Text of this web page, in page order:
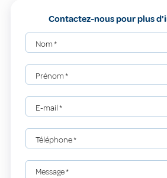
Contactez-nous pour plus
Nom*
Prénom*
E-mail*
Téléphone*
Message*